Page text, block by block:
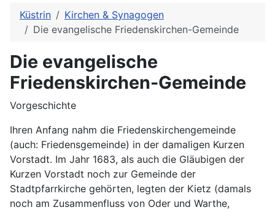
Küstrin
Kirchen & Synagogen
Die evangelische Friedenskirchen-Gemeinde
Die evangelische
Friedenskirchen-Gemeinde
Vorgeschichte
Ihren Anfang nahm die Friedenskirchengemeinde
(auch: Friedensgemeinde) in der damaligen Kurzen
Vorstadt. Im Jahr 1683, als auch die Gläubigen der
Kurzen Vorstadt noch zur Gemeinde der
Stadtpfarrkirche gehörten, legten der Kietz (damals
noch am Zusammenfluss von Oder und Warthe,